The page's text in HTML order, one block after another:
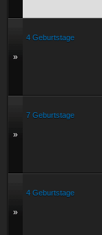
»
4 Geburtstage
»
7 Geburtstage
»
4 Geburtstage